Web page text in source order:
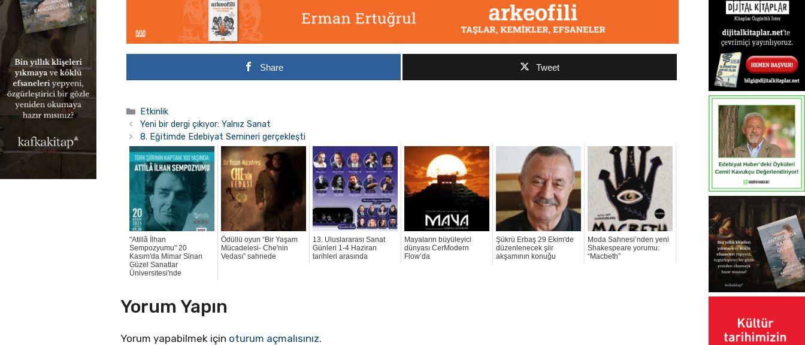
Share Tweet
Kategoriler
Etkinlik
Yeni bir dergi çıkıyor: Yalnız Sanat
8. Eğitimde Edebiyat Semineri gerçekleşti
"Atillâ İlhan
Sempozyumu" 20
Kasım'da Mimar Sinan
Güzel Sanatlar
Üniversitesi'nde
Ödüllü oyun “Bir Yaşam
Mücadelesi- Che'nin
Vedası” sahnede
13. Uluslararası Sanat
Günleri 1-4 Haziran
tarihleri arasında
Mayaların büyüleyici
dünyası CerModern
Flow’da
Şükrü Erbaş 29 Ekim'de
düzenlenecek şiir
akşamının konuğu
Moda Sahnesi’nden yeni
Shakespeare yorumu:
“Macbeth”
Yorum Yapın
Yorum yapabilmek için oturum açmalısınız.